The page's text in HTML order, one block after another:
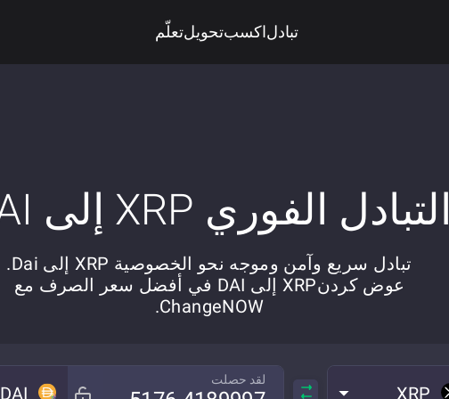
تبادلاكسبتحويلتعلّم
التبادل الفوري XRP إلى DAI
تبادل سريع وآمن وموجه نحو الخصوصية XRP إلى Dai.
عوض کردنXRP إلى DAI في أفضل سعر الصرف مع
ChangeNOW.
XRP
لقد حصلت
DAI